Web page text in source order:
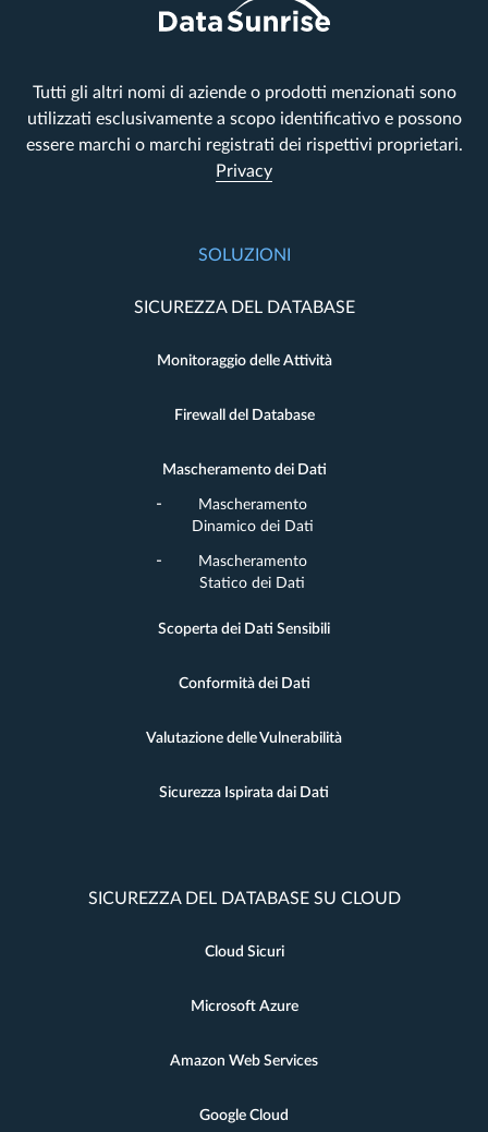
Tutti gli altri nomi di aziende o prodotti menzionati sono
utilizzati esclusivamente a scopo identificativo e possono
essere marchi o marchi registrati dei rispettivi proprietari.
Privacy
SOLUZIONI
SICUREZZA DEL DATABASE
Monitoraggio delle Attività
Firewall del Database
Mascheramento dei Dati
Mascheramento
Dinamico dei Dati
Mascheramento
Statico dei Dati
Scoperta dei Dati Sensibili
Conformità dei Dati
Valutazione delle Vulnerabilità
Sicurezza Ispirata dai Dati
SICUREZZA DEL DATABASE SU CLOUD
Cloud Sicuri
Microsoft Azure
Amazon Web Services
Google Cloud